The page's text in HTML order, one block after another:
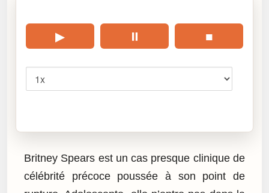
▶ ⏸ ■
Britney Spears est un cas presque clinique de
célébrité précoce poussée à son point de